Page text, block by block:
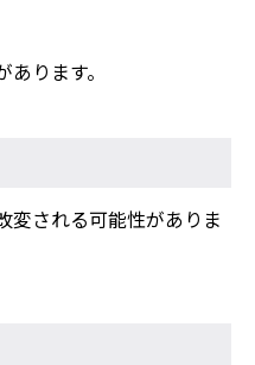
ります。
変される可能性がありま